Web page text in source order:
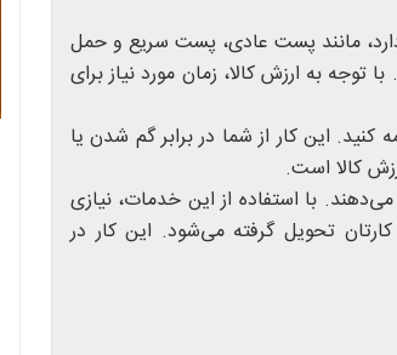
مانند پست عادی، پست سریع و حمل
به ارزش کالا، زمان مورد نیاز برای
کنید. این کار از شما در برابر گم شدن یا
کالا است.
با استفاده از این خدمات، نیازی
تحویل گرفته می‌شود. این کار در